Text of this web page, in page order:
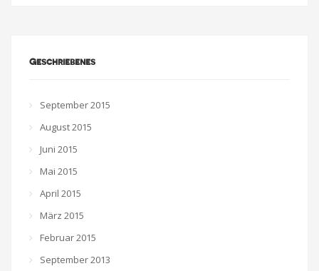
Geschriebenes
September 2015
August 2015
Juni 2015
Mai 2015
April 2015
März 2015
Februar 2015
September 2013